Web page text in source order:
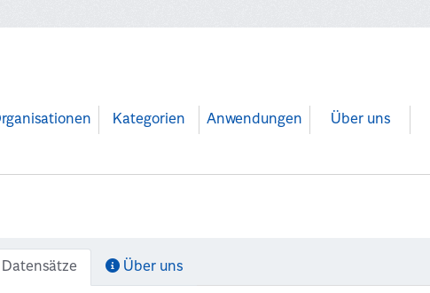
Kategorien Anwendungen Über uns
Datensätze Über uns